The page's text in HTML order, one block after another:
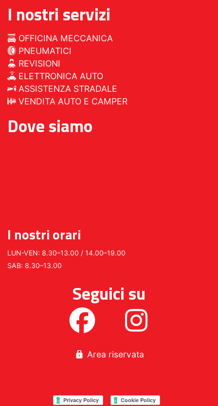
I nostri servizi
OFFICINA MECCANICA
PNEUMATICI
REVISIONI
ELETTRONICA AUTO
ASSISTENZA STRADALE
VENDITA AUTO E CAMPER
Dove siamo
I nostri orari
LUN-VEN: 8.30–13.00 / 14.00–19.00
SAB: 8.30–13.00
Seguici su
Area riservata